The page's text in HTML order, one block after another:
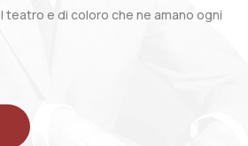
teatro e di coloro che ne amano ogni